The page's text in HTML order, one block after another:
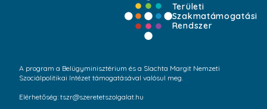
Területi
Szakmatámogatási
Rendszer
A program a Belügyminisztérium és a Slachta Margit Nemzeti
Szociálpolitikai Intézet támogatásával valósul meg.
Elérhetőség: tszr@szeretetszolgalat.hu